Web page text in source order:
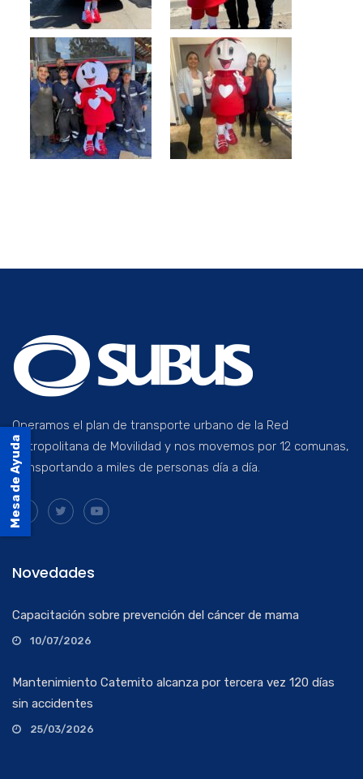
Operamos el plan de transporte urbano de la Red
Metropolitana de Movilidad y nos movemos por 12 comunas,
transportando a miles de personas día a día.
Novedades
Capacitación sobre prevención del cáncer de mama
10/07/2026
Mantenimiento Catemito alcanza por tercera vez 120 días
sin accidentes
25/03/2026
Mesa de Ayuda